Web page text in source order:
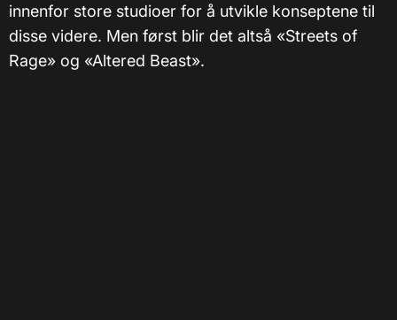
innenfor store studioer for å utvikle konseptene til
disse videre. Men først blir det altså «Streets of
Rage» og «Altered Beast».